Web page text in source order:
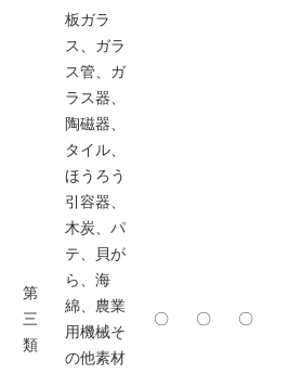
第
三
類
板ガラ
ス、ガラ
ス管、ガ
ラス器、
陶磁器、
タイル、
ほうろう
引容器、
木炭、パ
テ、貝が
ら、海
綿、農業
用機械そ
の他素材
〇 〇 〇